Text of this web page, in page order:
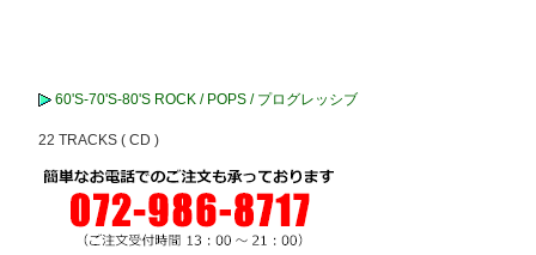
60'S-70'S-80'S ROCK / POPS / プログレッシブ
22 TRACKS ( CD )